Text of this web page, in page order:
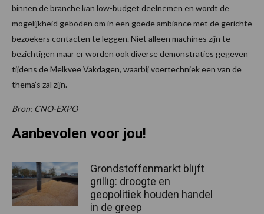
binnen de branche kan low-budget deelnemen en wordt de
mogelijkheid geboden om in een goede ambiance met de gerichte
bezoekers contacten te leggen. Niet alleen machines zijn te
bezichtigen maar er worden ook diverse demonstraties gegeven
tijdens de Melkvee Vakdagen, waarbij voertechniek een van de
thema’s zal zijn.
Bron: CNO-EXPO
Aanbevolen voor jou!
Grondstoffenmarkt blijft
grillig: droogte en
geopolitiek houden handel
in de greep